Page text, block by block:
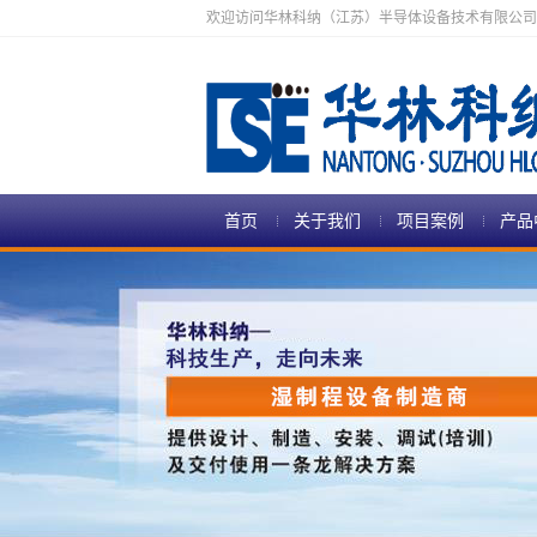
欢迎访问华林科纳（江苏）半导体设备技术有限公
首页 关于我们 项目案例 产